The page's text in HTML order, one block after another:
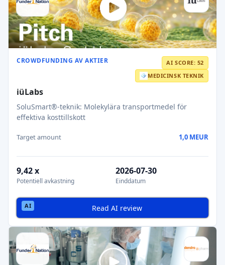
CROWDFUNDING AV AKTIER
AI SCORE: 52
MEDICINSK TEKNIK
iüLabs
SoluSmart®-teknik: Molekylära transportmedel för
effektiva kosttillskott
Target amount 1,0 MEUR
9,42 x
Potentiell avkastning
2026-07-30
Einddatum
Read AI review